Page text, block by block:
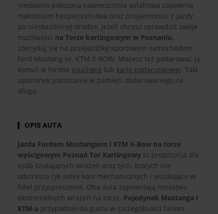
niedawno położona nawierzchnia asfaltowa zapewnia
maksimum bezpieczeństwa oraz przyjemności z jazdy
po nieskazitelnej drodze. Jeżeli chcesz sprawdzić swoje
możliwości na Torze kartingowym w Poznaniu,
zdecyduj się na przejażdżkę sportowym samochodem
Ford Mustang vs. KTM X-BOW. Możesz też podarować ją
komuś w formie vouchera lub karty podarunkowej. Taki
upominek pozostanie w pamięci obdarowanego na
długo.
OPIS AUTA
Jazda Fordem Mustangiem i KTM X-Bow na torze
wyścigowym Poznań Tor Kartingowy to propozycja dla
osób szukających wrażeń oraz tych, których nie
odstrasza ryk setek koni mechanicznych i wciskające w
fotel przyspieszenie. Oba auta zapewniają mnóstwo
ekstremalnych wrażeń na torze. Pojedynek Mustanga i
KTM-a przypadnie do gustu w szczególności fanom